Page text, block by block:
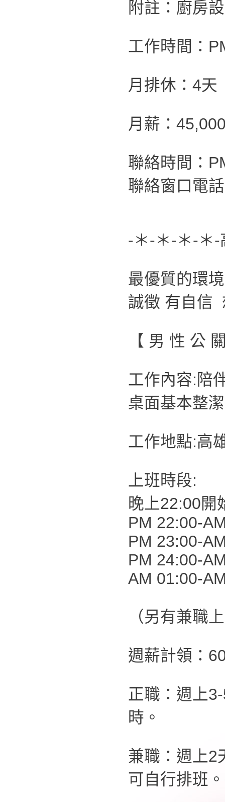
附註：廚房
工作時間：
月排休：4天
月薪：
聯絡時間：
聯絡窗口電
-＊-＊-＊-＊
最優質的環
誠徵 有自信
【 男 性 公
工作內容:陪
桌面基本整
工作地點:高
上班時段:
晚上22:00開
PM 22:00-
PM 23:00-
PM 24:00-
AM 01:00-
（另有兼職
週薪計領：
正職：週上
時。
兼職：週上2
可自行排班。